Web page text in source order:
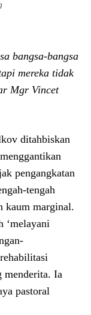
bangsa-bangsa
mereka tidak
Mgr Vincet
ditahbiskan
pengangkatan
tengah
kaum marginal.
‘melayani
menderita. Ia
pastoral